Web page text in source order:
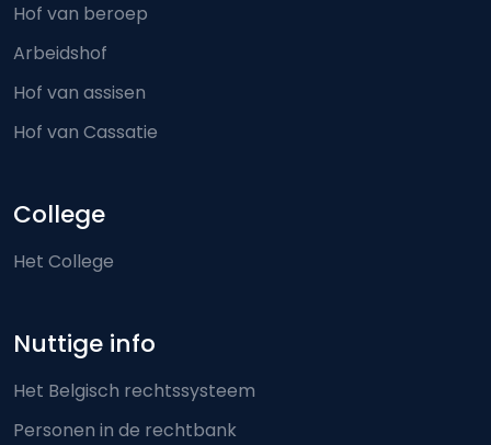
Hof van beroep
Arbeidshof
Hof van assisen
Hof van Cassatie
College
Het College
Nuttige info
Het Belgisch rechtssysteem
Personen in de rechtbank